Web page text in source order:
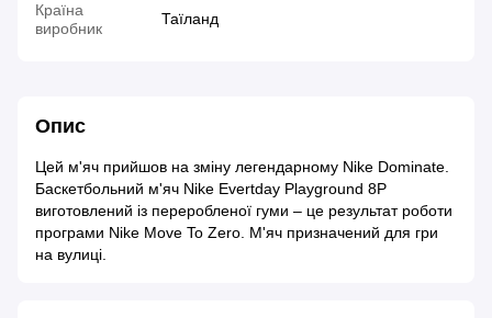
Країна
виробник
Таїланд
Опис
Цей м'яч прийшов на зміну легендарному Nike Dominate.
Баскетбольний м'яч Nike Evertday Playground 8P
виготовлений із переробленої гуми – це результат роботи
програми Nike Move To Zero. М'яч призначений для гри
на вулиці.